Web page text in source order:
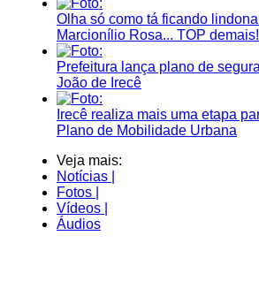
Olha só como tá ficando
Marcionílio Rosa... TOP
Prefeitura lança plano de
João de Irecê
Irecê realiza mais uma etapa
Plano de Mobilidade Urbana
Veja mais:
Notícias |
Fotos |
Vídeos |
Áudios